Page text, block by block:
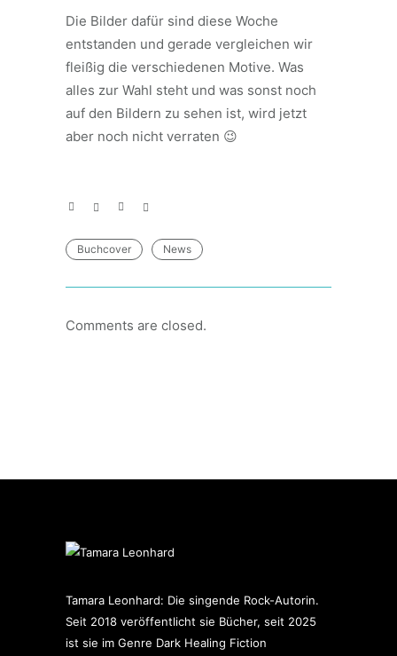
Die Bilder dafür sind diese Woche
entstanden und gerade vergleichen wir
fleißig die verschiedenen Motive. Was
alles zur Wahl steht und was sonst noch
auf den Bildern zu sehen ist, wird jetzt
aber noch nicht verraten 😉
Buchcover News
Comments are closed.
Tamara Leonhard: Die singende Rock-Autorin.
Seit 2018 veröffentlicht sie Bücher, seit 2025
ist sie im Genre Dark Healing Fiction